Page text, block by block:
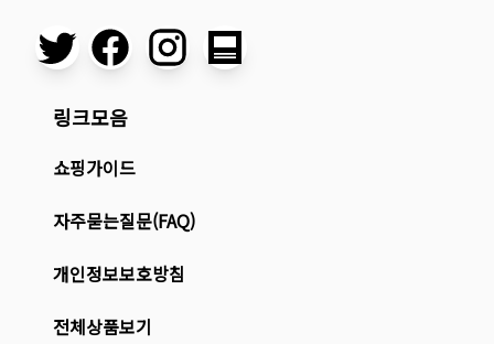
링크모음
쇼핑가이드
자주묻는질문(FAQ)
개인정보보호방침
전체상품보기